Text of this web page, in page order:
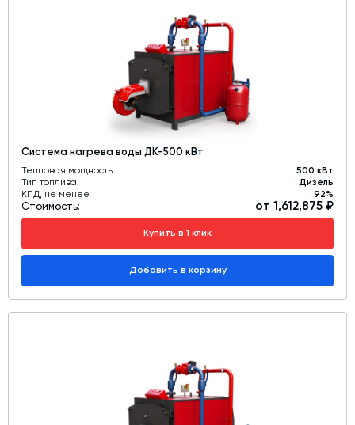
Система нагрева воды ДК-500 кВт
Тепловая мощность
500 кВт
Тип топлива
Дизель
КПД, не менее
92%
Стоимость: от 1,612,875 ₽
Купить в 1 клик
Добавить в корзину